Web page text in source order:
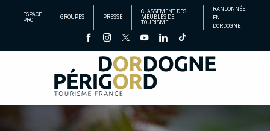
principal
ESPACE
PRO
GROUPES PRESSE
CLASSEMENT DES
MEUBLÉS DE
TOURISME
RANDONNÉE
EN
DORDOGNE